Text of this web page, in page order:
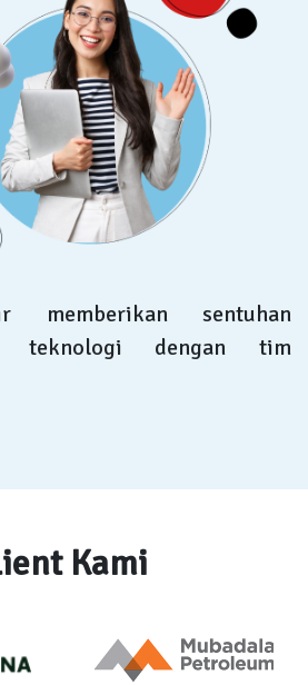
memberikan sentuhan
teknologi dengan tim
Kami